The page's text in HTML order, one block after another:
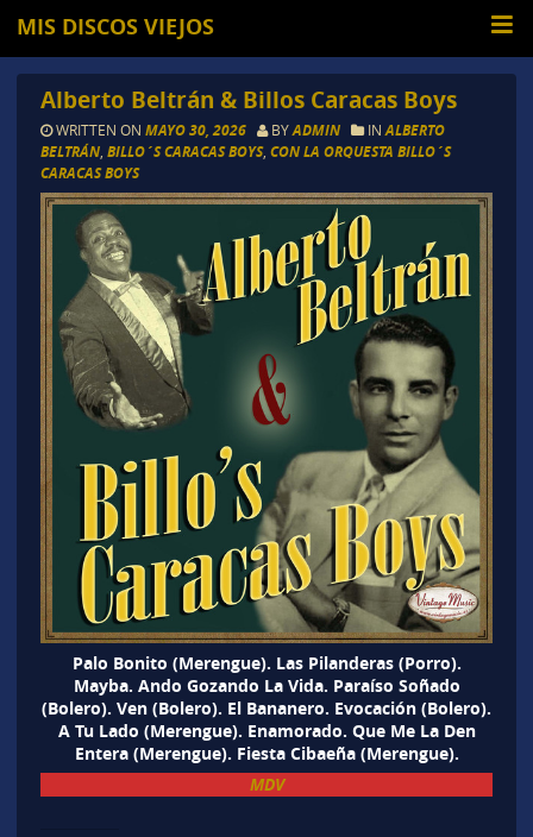
MIS DISCOS VIEJOS
Alberto Beltrán & Billos Caracas Boys
WRITTEN ON MAYO 30, 2026 BYADMIN IN ALBERTO
BELTRÁN, BILLO´S CARACAS BOYS, CON LA ORQUESTA BILLO´S
CARACAS BOYS
Palo Bonito (Merengue). Las Pilanderas (Porro).
Mayba. Ando Gozando La Vida. Paraíso Soñado
(Bolero). Ven (Bolero). El Bananero. Evocación (Bolero).
A Tu Lado (Merengue). Enamorado. Que Me La Den
Entera (Merengue). Fiesta Cibaeña (Merengue).
MDV